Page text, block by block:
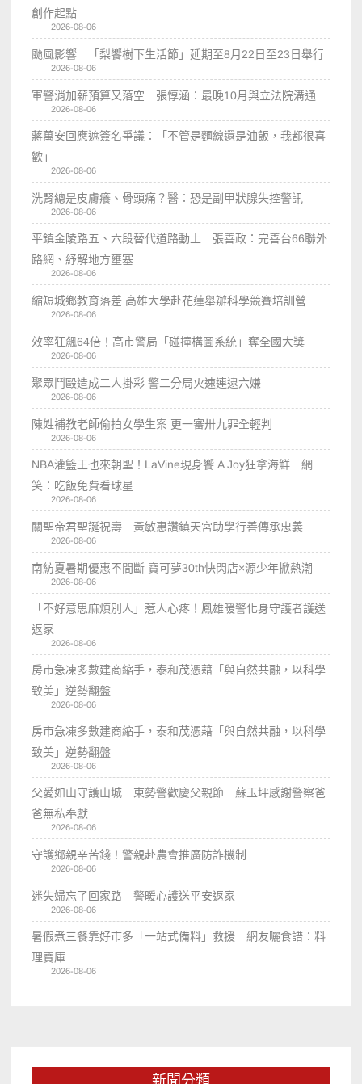
創作起點
2026-08-06
颱風影響 「梨饗樹下生活節」延期至8月22日至23日舉行
2026-08-06
軍警消加薪預算又落空 張惇涵：最晚10月與立法院溝通
2026-08-06
蔣萬安回應遮簽名爭議：「不管是麵線還是油飯，我都很喜
歡」
2026-08-06
洗腎總是皮膚癢、骨頭痛？醫：恐是副甲狀腺失控警訊
2026-08-06
平鎮金陵路五、六段替代道路動土 張善政：完善台66聯外
路網、紓解地方壅塞
2026-08-06
縮短城鄉教育落差 高雄大學赴花蓮舉辦科學競賽培訓營
2026-08-06
效率狂飆64倍！高市警局「碰撞構圖系統」奪全國大獎
2026-08-06
聚眾鬥毆造成二人掛彩 警二分局火速連逮六嫌
2026-08-06
陳姓補教老師偷拍女學生案 更一審卅九罪全輕判
2026-08-06
NBA灌籃王也來朝聖！LaVine現身饗 A Joy狂拿海鮮 網
笑：吃飯免費看球星
2026-08-06
關聖帝君聖誕祝壽 黃敏惠讚鎮天宮助學行善傳承忠義
2026-08-06
南紡夏暑期優惠不間斷 寶可夢30th快閃店×源少年掀熱潮
2026-08-06
「不好意思麻煩別人」惹人心疼！鳳雄暖警化身守護者護送
返家
2026-08-06
房市急凍多數建商縮手，泰和茂憑藉「與自然共融，以科學
致美」逆勢翻盤
2026-08-06
房市急凍多數建商縮手，泰和茂憑藉「與自然共融，以科學
致美」逆勢翻盤
2026-08-06
父愛如山守護山城 東勢警歡慶父親節 蘇玉坪感謝警察爸
爸無私奉獻
2026-08-06
守護鄉親辛苦錢！警親赴農會推廣防詐機制
2026-08-06
迷失婦忘了回家路 警暖心護送平安返家
2026-08-06
暑假煮三餐靠好市多「一站式備料」救援 網友曬食譜：料
理寶庫
2026-08-06